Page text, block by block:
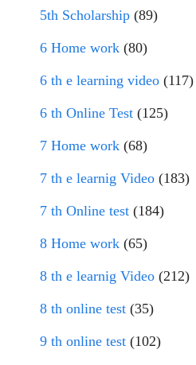
5th Scholarship (89)
6 Home work (80)
6 th e learning video (117)
6 th Online Test (125)
7 Home work (68)
7 th e learnig Video (183)
7 th Online test (184)
8 Home work (65)
8 th e learnig Video (212)
8 th online test (35)
9 th online test (102)